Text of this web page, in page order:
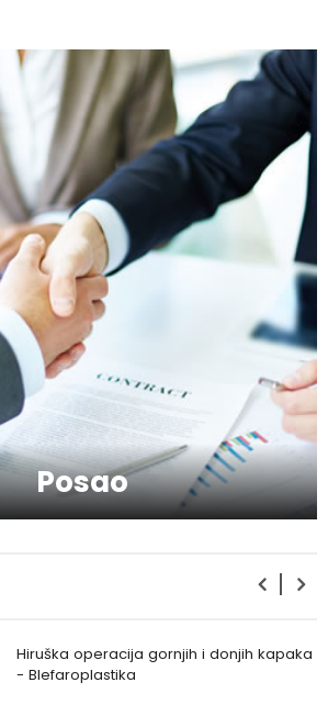
Posao
Kako da imate blistavu kožu bez skupih
tretmana?
Kako da se podmladite uz kreme sa
hijaluronom
Kako da serumom oživite svoje lice?
Hiruška operacija gornjih i donjih kapaka
- Blefaroplastika